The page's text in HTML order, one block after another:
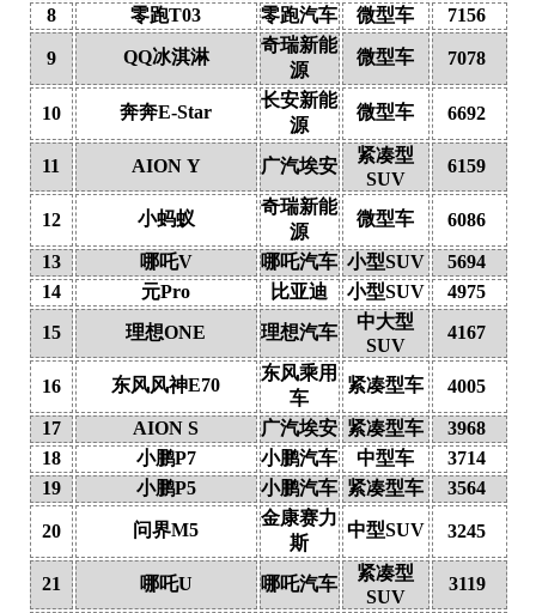
8
零跑T03 零跑汽车 微型车 7156
9 QQ冰淇淋
奇瑞新能
源
微型车 7078
10 奔奔E-Star
长安新能
源
微型车 6692
11 AION Y 广汽埃安
紧凑型
SUV
6159
12 小蚂蚁
奇瑞新能
源
微型车 6086
13 哪吒V 哪吒汽车 小型SUV
5694
14
元Pro 比亚迪 小型SUV
4975
15
理想ONE 理想汽车
中大型
SUV
4167
16 东风风神E70
东风乘用
车
紧凑型车 4005
17 AION S 广汽埃安 紧凑型车
3968
18
小鹏P7 小鹏汽车 中型车
3714
19
小鹏P5 小鹏汽车 紧凑型车 3564
20 问界M5
金康赛力
斯
中型SUV 3245
21 哪吒U 哪吒汽车
紧凑型
SUV
3119